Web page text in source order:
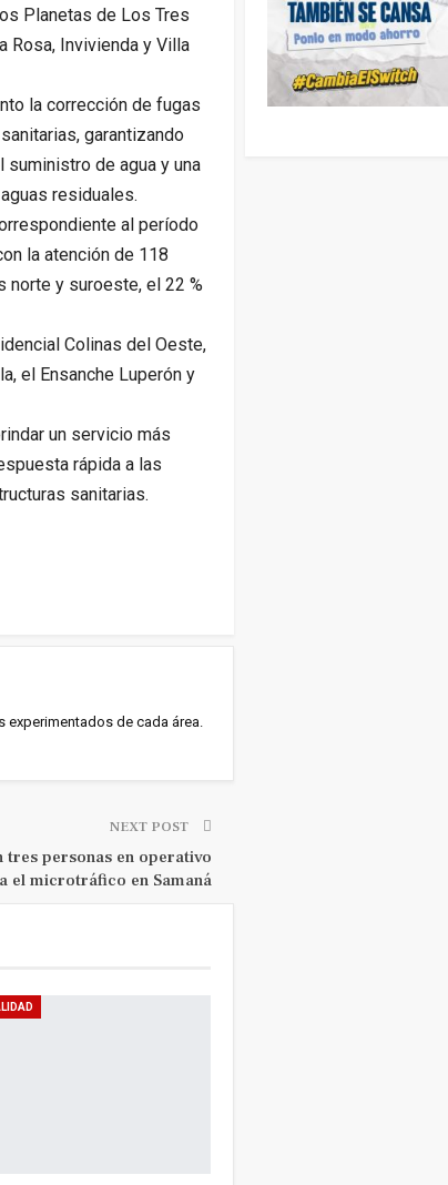
Planetas de Los Tres
Rosa, Invivienda y Villa
la corrección de fugas
garantizando
suministro de agua y una
residuales.
al período
la atención de 118
norte y suroeste, el 22 %
Colinas del Oeste,
el Ensanche Luperón y
un servicio más
rápida a las
sanitarias.
de cada área.
NEXT POST
tres personas en operativo
el microtráfico en Samaná